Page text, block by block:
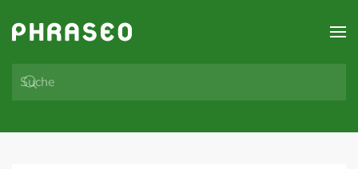
Zum Hauptinhalt springen